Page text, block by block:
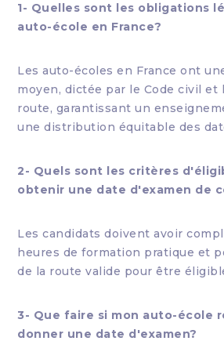
1- Quelles sont les obligations
auto-école en France?
Les auto-écoles en France ont
moyen, dictée par le Code civil et
route, garantissant un
une distribution équitable des
2- Quels sont les critères
obtenir une date d'examen de
Les candidats doivent avoir
heures de formation pratique et
de la route valide pour être
3- Que faire si mon auto-école
donner une date d'examen?